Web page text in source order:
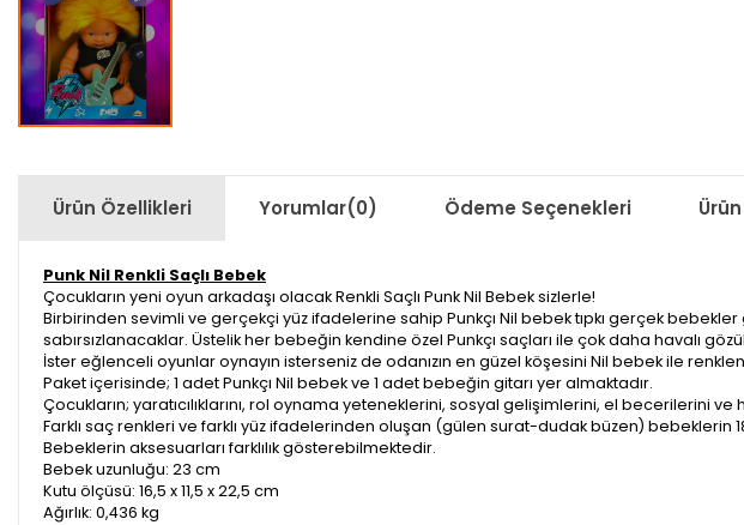
Ürün Özellikleri Yorumlar(0) Ödeme Seçenekleri
Punk Nil Renkli Saçlı Bebek
Çocukların yeni oyun arkadaşı olacak Renkli Saçlı Punk Nil Bebek sizlerle!
Birbirinden sevimli ve gerçekçi yüz ifadelerine sahip Punkçı Nil bebek tıpkı gerçek
sabırsızlanacaklar. Üstelik her bebeğin kendine özel Punkçı saçları ile çok daha havalı
İster eğlenceli oyunlar oynayın isterseniz de odanızın en güzel köşesini Nil bebek ile
Paket içerisinde; 1 adet Punkçı Nil bebek ve 1 adet bebeğin gitarı yer almaktadır.
Çocukların; yaratıcılıklarını, rol oynama yeteneklerini, sosyal gelişimlerini, el becerilerini
Farklı saç renkleri ve farklı yüz ifadelerinden oluşan (gülen surat-dudak büzen) bebeklerin
Bebeklerin aksesuarları farklılık gösterebilmektedir.
Bebek uzunluğu: 23 cm
Kutu ölçüsü: 16,5 x 11,5 x 22,5 cm
Ağırlık: 0,436 kg